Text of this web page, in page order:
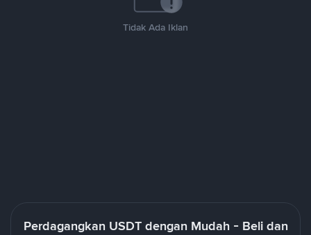
Tidak Ada Iklan
Perdagangkan USDT dengan Mudah - Beli dan